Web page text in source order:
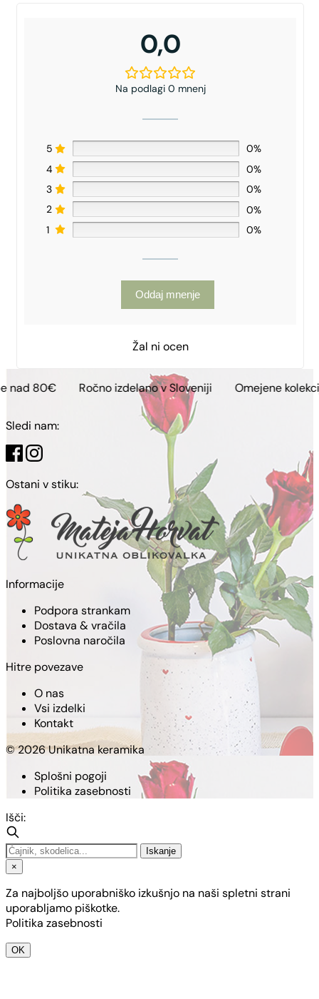
0,0
Na podlagi 0 mnenj
5
0%
4
0%
3
0%
2
0%
1
0%
Oddaj mnenje
Žal ni ocen
Ročno izdelano v Sloveniji Omejene kolekcije
Sledi nam:
Ostani v stiku:
Informacije
Podpora strankam
Dostava & vračila
Poslovna naročila
Hitre povezave
O nas
Vsi izdelki
Kontakt
© 2026 Unikatna keramika
Splošni pogoji
Politika zasebnosti
Išči:
Iskanje
×
Za najboljšo uporabniško izkušnjo na naši spletni strani
uporabljamo piškotke.
Politika zasebnosti
OK